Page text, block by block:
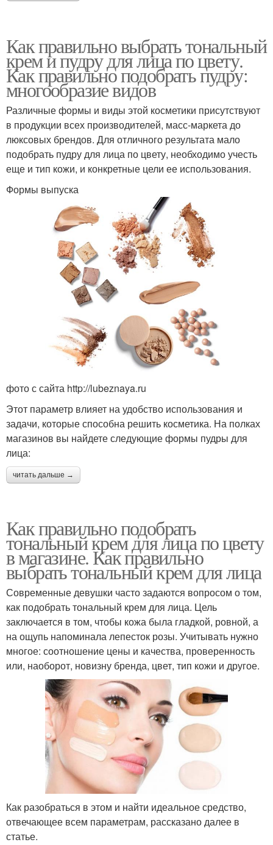
Как правильно выбрать тональный
крем и пудру для лица по цвету.
Как правильно подобрать пудру:
многообразие видов
Различные формы и виды этой косметики присутствуют
в продукции всех производителей, масс-маркета до
люксовых брендов. Для отличного результата мало
подобрать пудру для лица по цвету, необходимо учесть
еще и тип кожи, и конкретные цели ее использования.
Формы выпуска
фото с сайта http://lubeznaya.ru
Этот параметр влияет на удобство использования и
задачи, которые способна решить косметика. На полках
магазинов вы найдете следующие формы пудры для
лица:
читать дальше →
Как правильно подобрать
тональный крем для лица по цвету
в магазине. Как правильно
выбрать тональный крем для лица
Современные девушки часто задаются вопросом о том,
как подобрать тональный крем для лица. Цель
заключается в том, чтобы кожа была гладкой, ровной, а
на ощупь напоминала лепесток розы. Учитывать нужно
многое: соотношение цены и качества, проверенность
или, наоборот, новизну бренда, цвет, тип кожи и другое.
Как разобраться в этом и найти идеальное средство,
отвечающее всем параметрам, рассказано далее в
статье.